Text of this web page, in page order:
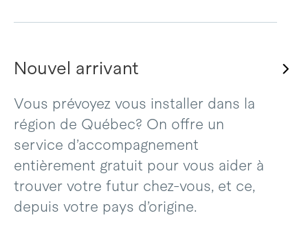
Nouvel arrivant
Vous prévoyez vous installer dans la
région de Québec? On offre un
service d’accompagnement
entièrement gratuit pour vous aider à
trouver votre futur chez-vous, et ce,
depuis votre pays d’origine.